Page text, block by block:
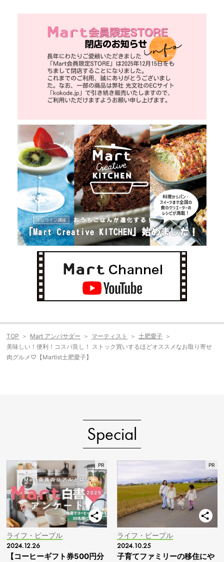
TOP Mart アンバサダー マーティスト
土肥愛子
美味しい！便利！コスパ良し！ ストック買いするほどオススメなお取り寄せ
肉グルメ♡【Martist土肥愛子】
Special
ライフ・ピープル
2024.12.26
【コーヒーギフト券500円分
ライフ・ピープル
2024.10.25
子育てファミリーの移住にや